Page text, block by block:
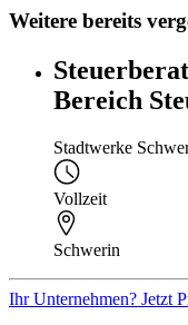
Weitere bereits
Bereich
Stadtwerke
Vollzeit
Schwerin
Ihr Unternehmen? Jetzt